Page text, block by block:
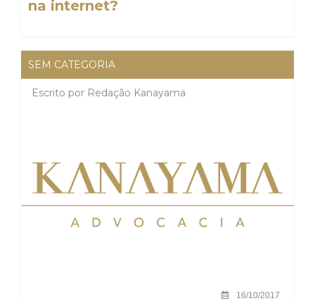
na internet?
SEM CATEGORIA
Escrito por Redação Kanayama
16/10/2017